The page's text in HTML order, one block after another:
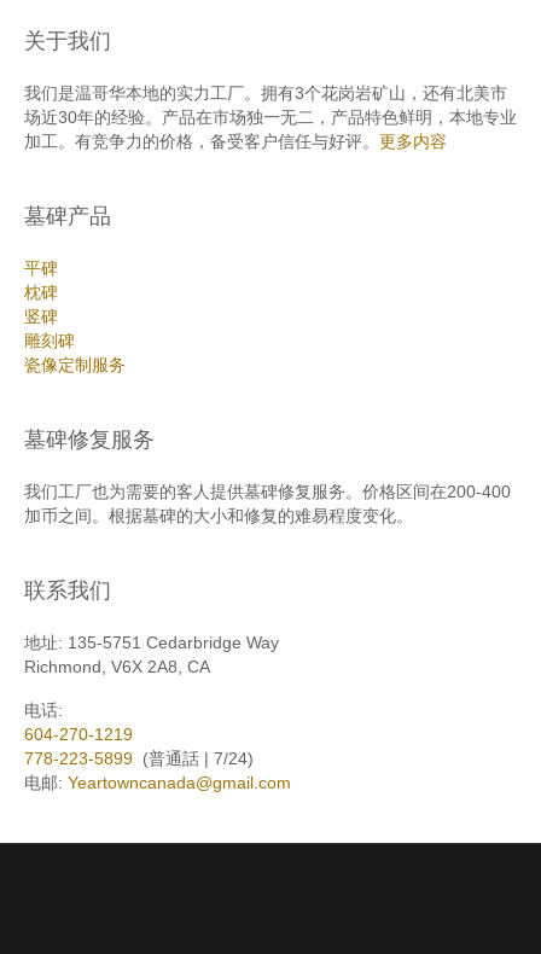
关于我们
我们是温哥华本地的实力工厂。拥有3个花岗岩矿山，还有北美市
场近30年的经验。产品在市场独一无二，产品特色鲜明，本地专业
加工。有竞争力的价格，备受客户信任与好评。 更多内容
墓碑产品
平碑
枕碑
竖碑
雕刻碑
瓷像定制服务
墓碑修复服务
我们工厂也为需要的客人提供墓碑修复服务。价格区间在200-400
加币之间。根据墓碑的大小和修复的难易程度变化。
联系我们
地址: 135-5751 Cedarbridge Way
Richmond, V6X 2A8, CA
电话:
604-270-1219
778-223-5899 (普通話 | 7/24)
电邮: Yeartowncanada@gmail.com